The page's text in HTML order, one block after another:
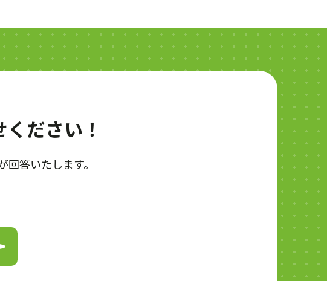
ださい！
回答いたします。